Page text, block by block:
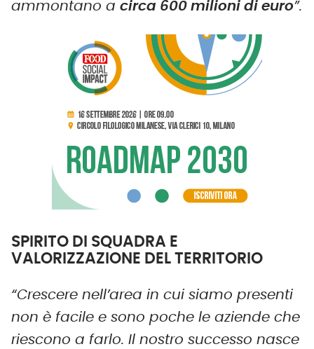
ammontano a circa 600 milioni di euro”.
SPIRITO DI SQUADRA E
VALORIZZAZIONE DEL TERRITORIO
“Crescere nell’area in cui siamo presenti
non è facile e sono poche le aziende che
riescono a farlo. Il nostro successo nasce